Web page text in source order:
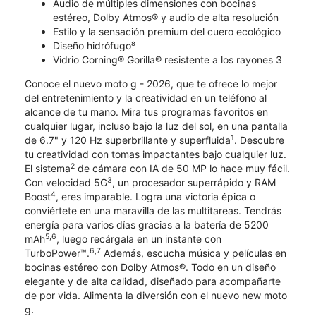
Audio de múltiples dimensiones con bocinas
estéreo, Dolby Atmos® y audio de alta resolución
Estilo y la sensación premium del cuero ecológico
Diseño hidrófugo⁸
Vidrio Corning® Gorilla® resistente a los rayones 3
Conoce el nuevo moto g - 2026, que te ofrece lo mejor
del entretenimiento y la creatividad en un teléfono al
alcance de tu mano. Mira tus programas favoritos en
cualquier lugar, incluso bajo la luz del sol, en una pantalla
de 6.7" y 120 Hz superbrillante y superfluida1. Descubre
tu creatividad con tomas impactantes bajo cualquier luz.
El sistema2 de cámara con IA de 50 MP lo hace muy fácil.
Con velocidad 5G3, un procesador superrápido y RAM
Boost4, eres imparable. Logra una victoria épica o
conviértete en una maravilla de las multitareas. Tendrás
energía para varios días gracias a la batería de 5200
mAh5,6, luego recárgala en un instante con
TurboPower™.6,7 Además, escucha música y películas en
bocinas estéreo con Dolby Atmos®. Todo en un diseño
elegante y de alta calidad, diseñado para acompañarte
de por vida. Alimenta la diversión con el nuevo new moto
g.